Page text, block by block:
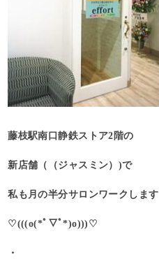
藤枝駅南口静鉄ストア2階の
新店舗（（ジャスミン）)で
私も月の半分サロンワークします
♡(((o(*ﾟ▽ﾟ*)o)))♡
・